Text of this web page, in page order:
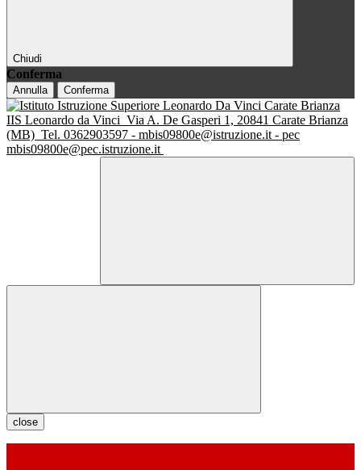
Chiudi
Conferma
Annulla Conferma
IIS Leonardo da Vinci Via A. De Gasperi 1, 20841 Carate Brianza
(MB) Tel. 0362903597 - mbis09800e@istruzione.it - pec
mbis09800e@pec.istruzione.it
close